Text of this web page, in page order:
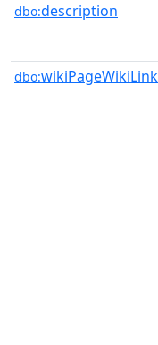
dbo:description
dbo:wikiPageWikiLink